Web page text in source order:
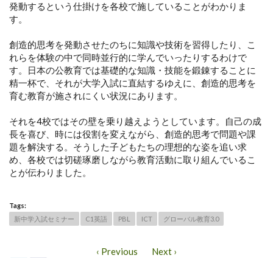
発動するという仕掛けを各校で施していることがわかりま
す。
創造的思考を発動させたのちに知識や技術を習得したり、こ
れらを体験の中で同時並行的に学んでいったりするわけで
す。日本の公教育では基礎的な知識・技能を鍛錬することに
精一杯で、それが大学入試に直結するゆえに、創造的思考を
育む教育が施されにくい状況にあります。
それを4校ではその壁を乗り越えようとしています。自己の成
長を喜び、時には役割を変えながら、創造的思考で問題や課
題を解決する。そうした子どもたちの理想的な姿を追い求
め、各校では切磋琢磨しながら教育活動に取り組んでいるこ
とが伝わりました。
Tags:
新中学入試セミナー
C1英語 PBL ICT グローバル教育3.0
‹ Previous Next ›